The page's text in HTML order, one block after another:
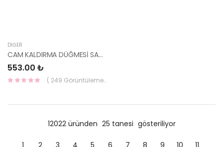
DIĞER
CAM KALDIRMA DÜĞMESİ SAĞ ÖN SAĞ ARKA 93580-1E000-HMC
553.00 ₺
( 249 Görüntüleme )
12022 üründen 25 tanesi gösteriliyor
1 2 3 4 5 6 7 8 9 10
11